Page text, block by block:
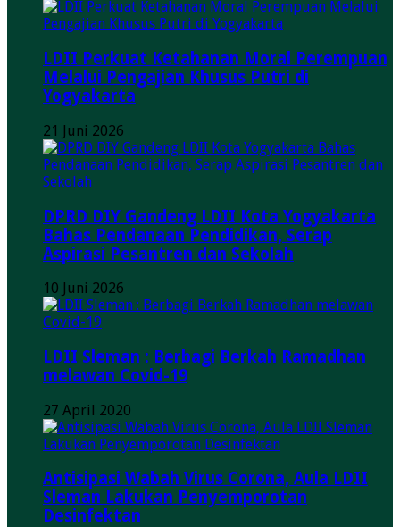
LDII Perkuat Ketahanan Moral Perempuan
Melalui Pengajian Khusus Putri di
Yogyakarta
21 Juni 2026
DPRD DIY Gandeng LDII Kota Yogyakarta
Bahas Pendanaan Pendidikan, Serap
Aspirasi Pesantren dan Sekolah
10 Juni 2026
LDII Sleman : Berbagi Berkah Ramadhan
melawan Covid-19
27 April 2020
Antisipasi Wabah Virus Corona, Aula LDII
Sleman Lakukan Penyemporotan
Desinfektan